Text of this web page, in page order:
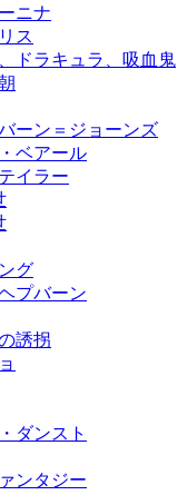
ニナ
ス
ドラキュラ、吸血鬼
ーン＝ジョーンズ
ベアール
イラー
グ
プバーン
誘拐
ダンスト
ンタジー